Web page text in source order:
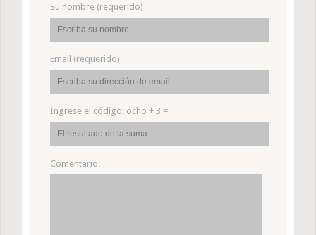
Su nombre (requerido)
Email (requerido)
Ingrese el código: ocho + 3 =
Comentario: